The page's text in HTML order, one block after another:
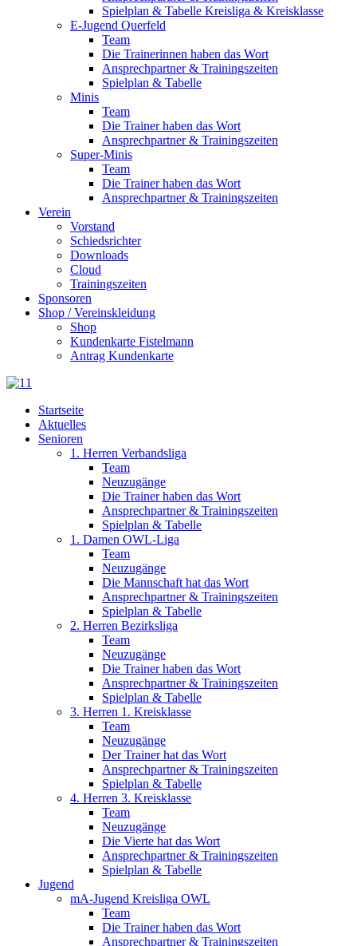
Spielplan & Tabelle Kreisliga & Kreisklasse
E-Jugend Querfeld
Team
Die Trainerinnen haben das Wort
Ansprechpartner & Trainingszeiten
Spielplan & Tabelle
Minis
Team
Die Trainer haben das Wort
Ansprechpartner & Trainingszeiten
Super-Minis
Team
Die Trainer haben das Wort
Ansprechpartner & Trainingszeiten
Verein
Vorstand
Schiedsrichter
Downloads
Cloud
Trainingszeiten
Sponsoren
Shop / Vereinskleidung
Shop
Kundenkarte Fistelmann
Antrag Kundenkarte
Startseite
Aktuelles
Senioren
1. Herren Verbandsliga
Team
Neuzugänge
Die Trainer haben das Wort
Ansprechpartner & Trainingszeiten
Spielplan & Tabelle
1. Damen OWL-Liga
Team
Neuzugänge
Die Mannschaft hat das Wort
Ansprechpartner & Trainingszeiten
Spielplan & Tabelle
2. Herren Bezirksliga
Team
Neuzugänge
Die Trainer haben das Wort
Ansprechpartner & Trainingszeiten
Spielplan & Tabelle
3. Herren 1. Kreisklasse
Team
Neuzugänge
Der Trainer hat das Wort
Ansprechpartner & Trainingszeiten
Spielplan & Tabelle
4. Herren 3. Kreisklasse
Team
Neuzugänge
Die Vierte hat das Wort
Ansprechpartner & Trainingszeiten
Spielplan & Tabelle
Jugend
mA-Jugend Kreisliga OWL
Team
Die Trainer haben das Wort
Ansprechpartner & Trainingszeiten